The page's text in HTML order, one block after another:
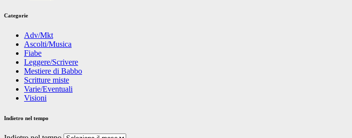
Categorie
Adv/Mkt
Ascolti/Musica
Fiabe
Leggere/Scrivere
Mestiere di Babbo
Scritture miste
Varie/Eventuali
Visioni
Indietro nel tempo